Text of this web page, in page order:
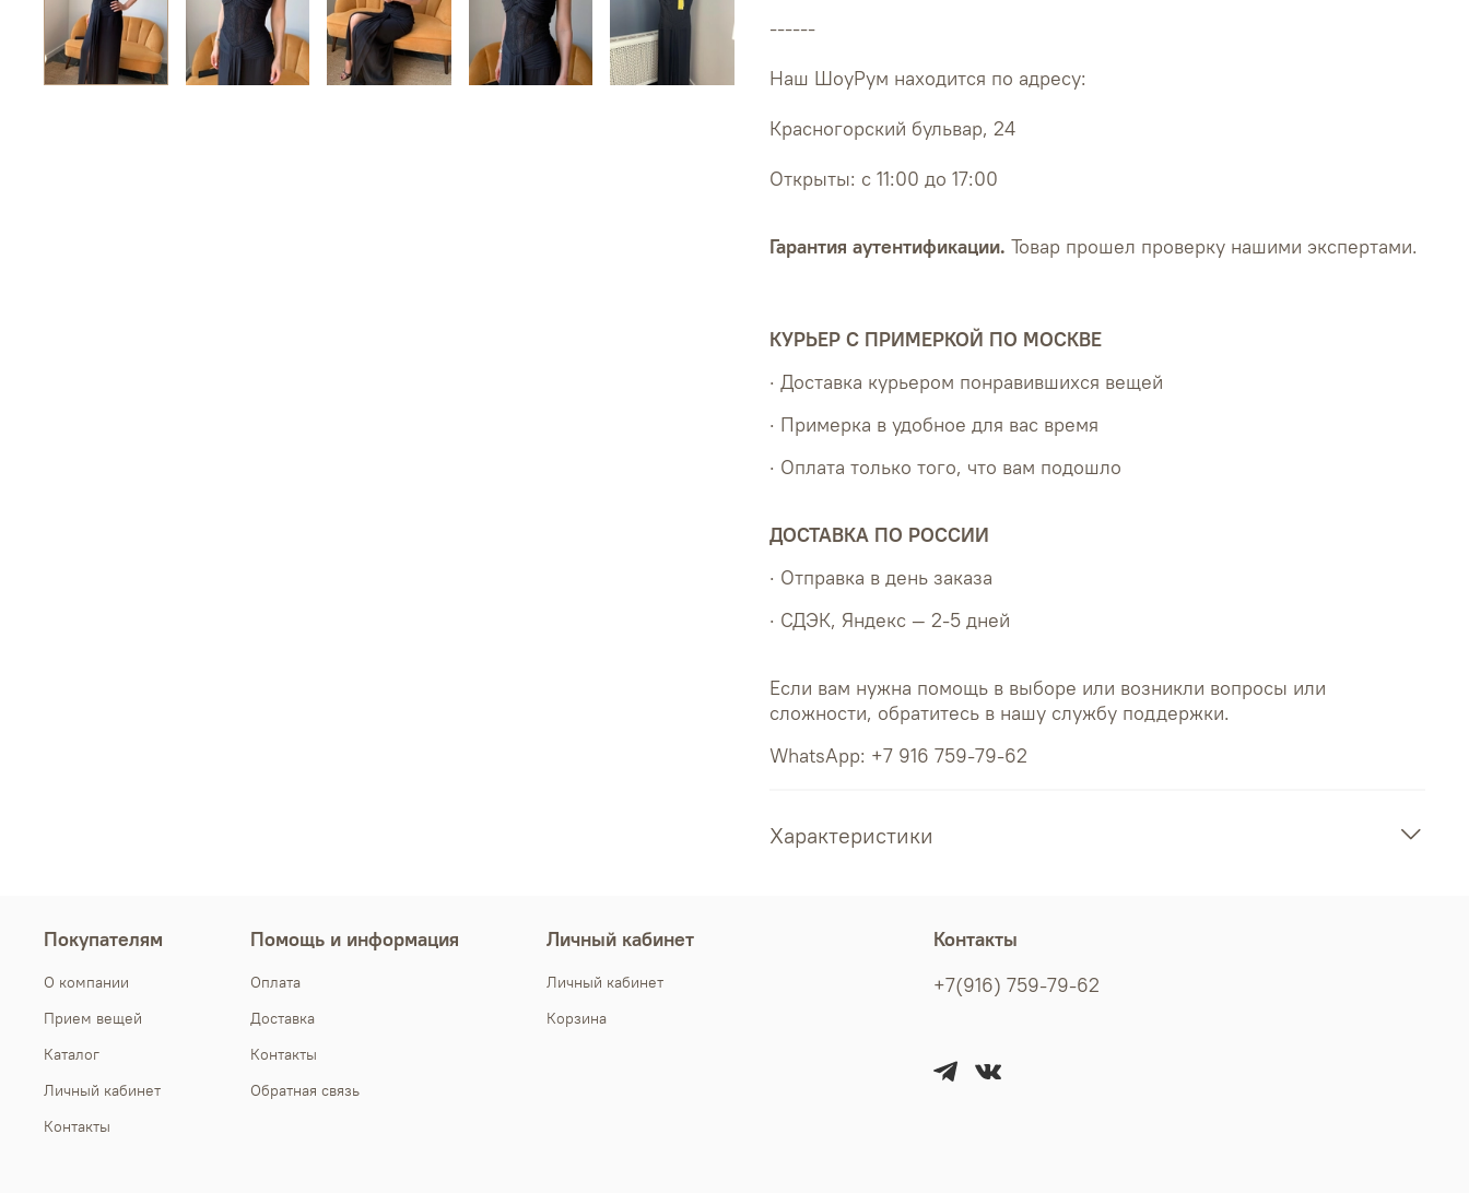
------
Наш ШоуРум находится по адресу:
Красногорский бульвар, 24
Открыты: с 11:00 до 17:00
Гарантия аутентификации. Товар прошел проверку нашими экспертами.
КУРЬЕР С ПРИМЕРКОЙ ПО МОСКВЕ
· Доставка курьером понравившихся вещей
· Примерка в удобное для вас время
· Оплата только того, что вам подошло
ДОСТАВКА ПО РОССИИ
· Отправка в день заказа
· СДЭК, Яндекс — 2-5 дней
Если вам нужна помощь в выборе или возникли вопросы или
сложности, обратитесь в нашу службу поддержки.
WhatsApp: +7 916 759-79-62
Характеристики
Покупателям
О компании
Прием вещей
Каталог
Личный кабинет
Контакты
Помощь и информация
Оплата
Доставка
Контакты
Обратная связь
Личный кабинет
Личный кабинет
Корзина
Контакты
+7(916) 759-79-62